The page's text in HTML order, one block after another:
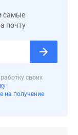
самые
почту
своих
на получение